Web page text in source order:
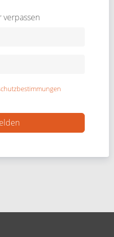
verpassen